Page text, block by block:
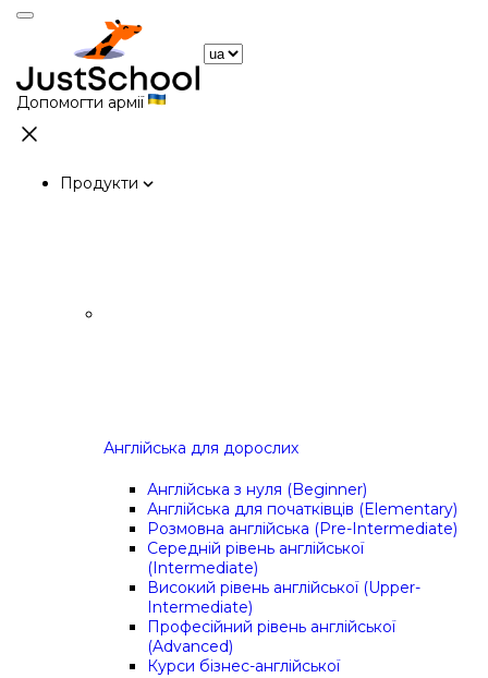
Допомогти армії
Продукти
Англійська для дорослих
Англійська з нуля (Beginner)
Англійська для початківців (Elementary)
Розмовна англійська (Pre-Intermediate)
Середній рівень англійської
(Intermediate)
Високий рівень англійської (Upper-
Intermediate)
Професійний рівень англійської
(Advanced)
Курси бізнес-англійської